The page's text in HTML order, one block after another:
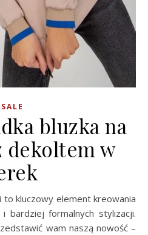
SALE
bluzka na
dekoltem w
bardziej formalnych stylizacji.
wam naszą nowość –